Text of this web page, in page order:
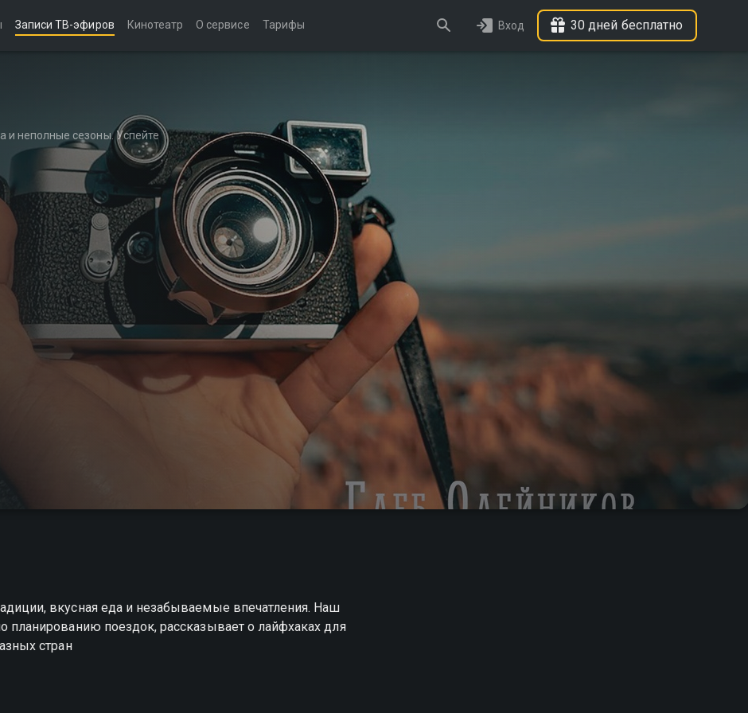
Записи ТВ-эфиров Кинотеатр О сервисе Тарифы Вход 30 дней бесплатно
неполные сезоны. Успейте
вкусная еда и незабываемые впечатления. Наш
планированию поездок, рассказывает о лайфхаках для
стран